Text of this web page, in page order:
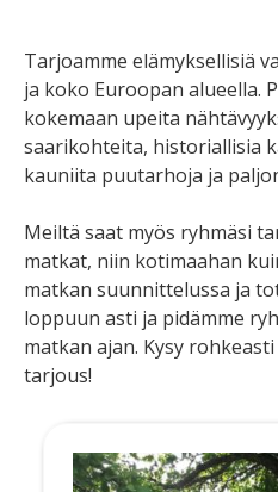
Tarjoamme elämyksellisiä
ja koko Euroopan alueella.
kokemaan upeita
saarikohteita, historiallisia
kauniita puutarhoja ja
Meiltä saat myös ryhmäsi
matkat, niin kotimaahan
matkan suunnittelussa ja
loppuun asti ja pidämme
matkan ajan. Kysy
tarjous!